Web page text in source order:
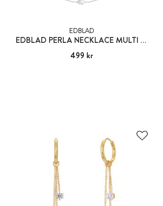
EDBLAD
EDBLAD PERLA NECKLACE MULTI SILVER
Pris:499 kr
499 kr